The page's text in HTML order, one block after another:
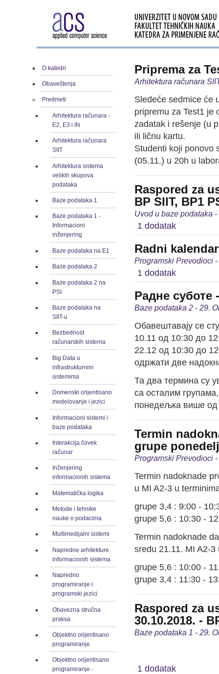
O katedri
Obaveštenja
Predmeti
Arhitektura računara -
E2, E3 i IN
Arhitektura računara
SIIT
Arhitektura sistema
velikih skupova
podataka
Baze podataka 1
Baze podataka 1 -
Informacioni
inženjering
Baze podataka na E1
Baze podataka 2
Baze podataka 2 na
PSI
Baze podataka na
SIIT-u
Bezbednost
računarskih sistema
Big Data u
infrastrukturnim
sistemima
Domenski orijentisano
modelovanje i jezici
Informacioni sistemi i
baze podataka
Interakcija čovek
računar
Inženjering
informacionih sistema
Matematička logika
Metode i tehnike
nauke o podacima
Multimedijalni sistemi
Napredne arhitekture
informacionih sistema
Napredno
programiranje i
programski jezici
Obavezna stručna
praksa
Objektno orijentisano
programiranje
Objektno orijentisano
programiranje -
Priprema za
Arhitektura računara
Sledeće sedmice će
pripremu za Test1 je
zadatak i rešenje (u
ili ličnu kartu.
Studenti koji ponovo
(05.11.) u 20h u
Raspored za
BP SIIT, BP1
Uvod u baze podataka
1 dodatak
Radni
Programski Prevodioci
1 dodatak
Радне суботе
Baze podataka 2 - 29.
Обавештавају се
10.11 од 10:30 до
22.12 од 10:30 до
одржати две
Та два термина су
са осталим
понедељка више од
Termin
grupe
Programski Prevodioci
Termin nadoknade
u MI A2-3 u
grupe 3,4 : 9:00 -
grupe 5,6 : 10:30 -
Termin nadoknade
sredu 21.11. MI A2-3
grupe 5,6 : 10:00 -
grupe 3,4 : 11:30 -
Raspored za
30.10.2018. -
Baze podataka 1 - 29.
1 dodatak